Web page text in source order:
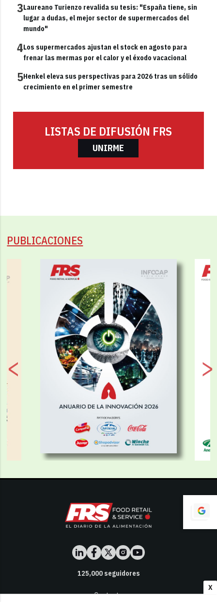
X
3Laureano Turienzo revalida su tesis: "España tiene, sin
lugar a dudas, el mejor sector de supermercados del
mundo"
4Los supermercados ajustan el stock en agosto para
frenar las mermas por el calor y el éxodo vacacional
5Henkel eleva sus perspectivas para 2026 tras un sólido
crecimiento en el primer semestre
LISTAS DE DIFUSIÓN FRS
UNIRME
PUBLICACIONES
125,000seguidores
Contacto